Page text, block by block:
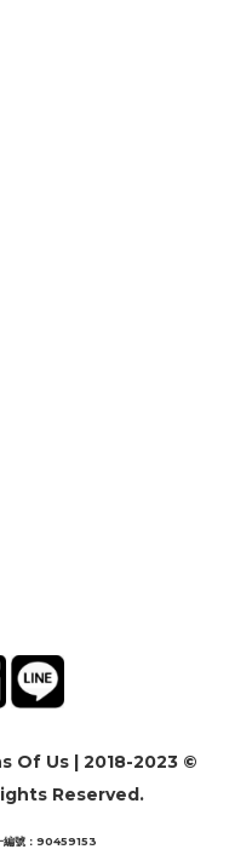
Of Us | 2018-2023 ©
Reserved.
編號：90459153